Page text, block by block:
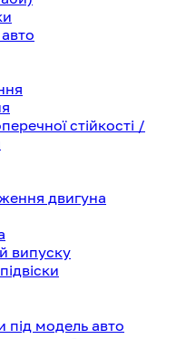
стійкості /
двигуна
випуску
під модель авто